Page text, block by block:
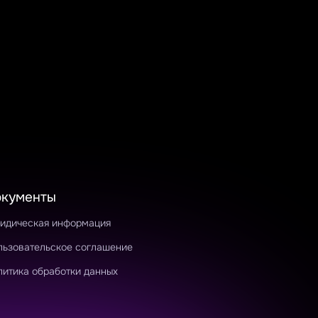
информация
соглашение
обработки данных